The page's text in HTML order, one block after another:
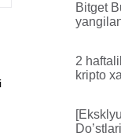
bo'ling!
Bitget
2
kripto